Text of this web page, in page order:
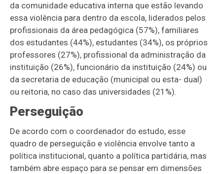
da comunidade educativa interna que estão levando
essa violência para dentro da escola, liderados pelos
profissionais da área pedagógica (57%), familiares
dos estudantes (44%), estudantes (34%), os próprios
professores (27%), profissional da administração da
instituição (26%), funcionário da instituição (24%) ou
da secretaria de educação (municipal ou esta- dual)
ou reitoria, no caso das universidades (21%).
Perseguição
De acordo com o coordenador do estudo, esse
quadro de perseguição e violência envolve tanto a
política institucional, quanto a política partidária, mas
também abre espaço para se pensar em dimensões